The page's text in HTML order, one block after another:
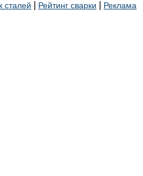
сталей Рейтинг сварки Реклама